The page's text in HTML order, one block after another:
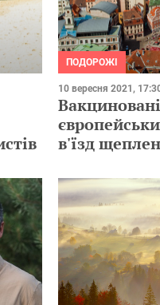
ПОДОРОЖІ
10 вересня 2021,
в'їзд